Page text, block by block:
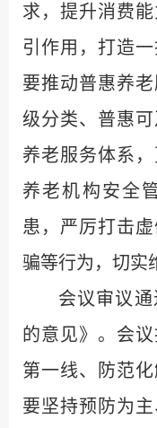
求，提升消费
引作用，打造
要推动普惠养
级分类、普惠
养老服务体系
养老机构安全
患，严厉打击
骗等行为，切实
会议审议
的意见》。会
第一线、防范
要坚持预防为